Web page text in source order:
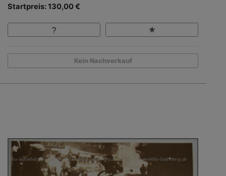
Startpreis: 130,00 €
Kein Nachverkauf